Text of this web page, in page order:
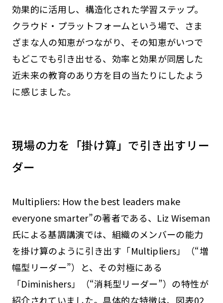
効果的に活用し、構造化された学習ステップ。
クラウド・プラットフォームという場で、さま
ざまな人の知恵がつながり、その知恵がいつで
もどこでも引き出せる、効率と効果が同居した
近未来の教育のあり方を目の当たりにしたよう
に感じました。
現場の力を「掛け算」で引き出すリー
ダー
Multipliers: How the best leaders make
everyone smarter”の著者である、Liz Wiseman
氏による基調講演では、組織のメンバーの能力
を掛け算のように引き出す「Multipliers」（“増
幅型リーダー”）と、その対極にある
「Diminishers」（“消耗型リーダー”）の特性が
紹介されていました。具体的な特徴は、図表02